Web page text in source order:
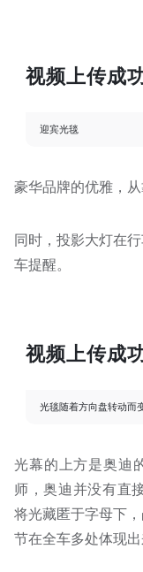
视频上传成
迎宾光毯
豪华品牌的优雅，
同时，投影大灯在
车提醒。
视频上传成
光毯随着方向盘转动而
光幕的上方是奥迪
师，奥迪并没有直
将光藏匿于字母下
节在全车多处体现出